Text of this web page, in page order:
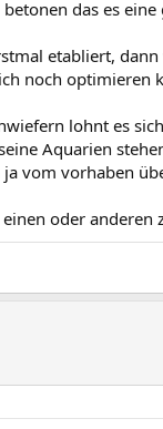
das es eine
etabliert,
noch optimieren
lohnt es
Aquarien
vom vorhaben
oder anderen